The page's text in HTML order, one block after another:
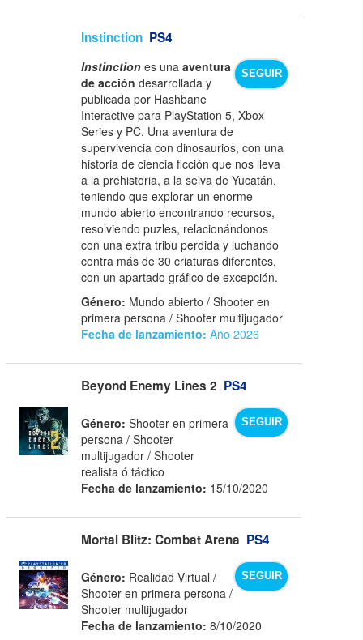
Instinction PS4
SEGUIR
Instinction es unaaventura
de acción desarrollada y
publicada por Hashbane
Interactive para PlayStation 5, Xbox
Series y PC. Una aventura de
supervivencia con dinosaurios, con una
historia de ciencia ficción que nos lleva
a la prehistoria, a la selva de Yucatán,
teniendo que explorar un enorme
mundo abierto encontrando recursos,
resolviendo puzles, relacionándonos
con una extra tribu perdida y luchando
contra más de 30 criaturas diferentes,
con un apartado gráfico de excepción.
Género: Mundo abierto / Shooter en
primera persona / Shooter multijugador
Fecha de lanzamiento: Año 2026
Beyond Enemy Lines 2 PS4
SEGUIR
Género: Shooter en primera
persona / Shooter
multijugador / Shooter
realista ó táctico
Fecha de lanzamiento: 15/10/2020
Mortal Blitz: Combat Arena PS4
SEGUIR
Género: Realidad Virtual /
Shooter en primera persona /
Shooter multijugador
Fecha de lanzamiento: 8/10/2020